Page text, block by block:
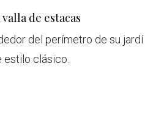
de estacas
del perímetro de su jardí
estilo clásico.